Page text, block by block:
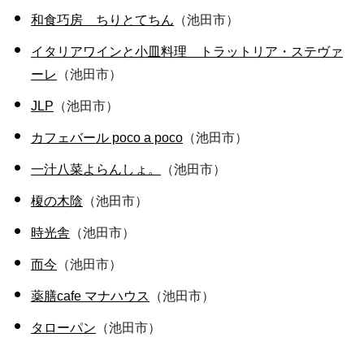
和食巧房 ちりとてちん （池田市）
イタリアワインと小皿料理 トラットリア・ステヴァ
ーレ
（池田市）
JLP （池田市）
カフェバール poco a poco （池田市）
一汁八菜よらんしょ。 （池田市）
榎の木陰 （池田市）
時光舎 （池田市）
而今 （池田市）
薬膳cafe マナハウス （池田市）
タローパン （池田市）